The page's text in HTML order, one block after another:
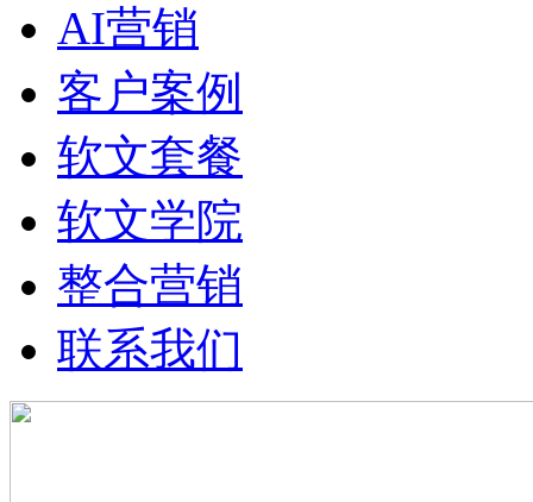
AI营销
客户案例
软文套餐
软文学院
整合营销
联系我们